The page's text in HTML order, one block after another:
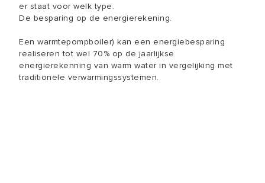
er staat voor welk type.
De besparing op de energierekening.
Een warmtepompboiler) kan een energiebesparing
realiseren tot wel 70% op de jaarlijkse
energierekenning van warm water in vergelijking met
traditionele verwarmingssystemen.